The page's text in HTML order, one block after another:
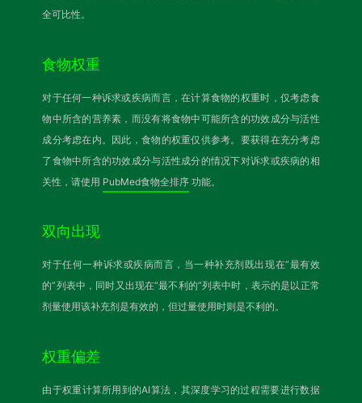
全可比性。
食物权重
对于任何一种诉求或疾病而言，在计算食物的权重时，仅考虑食
物中所含的营养素，而没有将食物中可能所含的功效成分与活性
成分考虑在内。因此，食物的权重仅供参考。要获得在充分考虑
了食物中所含的功效成分与活性成分的情况下对诉求或疾病的相
关性，请使用 PubMed食物全排序 功能。
双向出现
对于任何一种诉求或疾病而言，当一种补充剂既出现在“最有效
的”列表中，同时又出现在“最不利的”列表中时，表示的是以正常
剂量使用该补充剂是有效的，但过量使用时则是不利的。
权重偏差
由于权重计算所用到的AI算法，其深度学习的过程需要进行数据